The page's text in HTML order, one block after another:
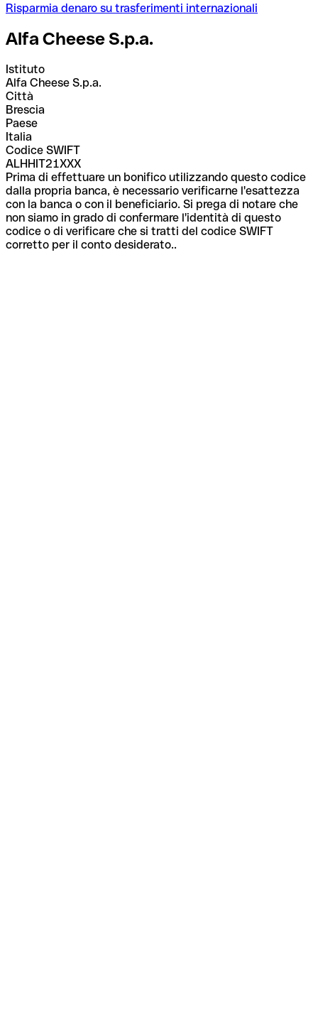
Risparmia denaro su trasferimenti internazionali
Alfa Cheese S.p.a.
Istituto
Alfa Cheese S.p.a.
Città
Brescia
Paese
Italia
Codice SWIFT
ALHHIT21XXX
Prima di effettuare un bonifico utilizzando questo codice
dalla propria banca, è necessario verificarne l'esattezza
con la banca o con il beneficiario. Si prega di notare che
non siamo in grado di confermare l'identità di questo
codice o di verificare che si tratti del codice SWIFT
corretto per il conto desiderato..